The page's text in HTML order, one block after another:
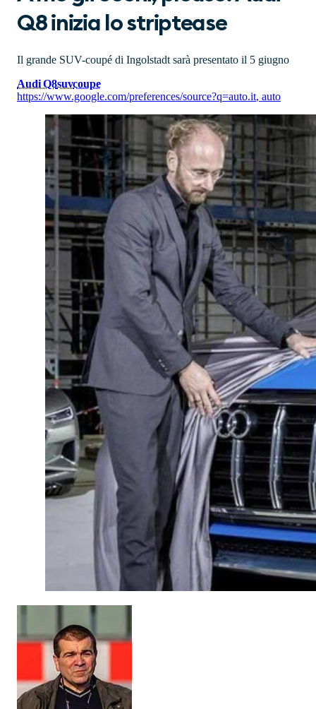
Q8 inizia lo striptease
Il grande SUV-coupé di Ingolstadt sarà presentato il 5 giugno
Audi Q8suvcoupe
https://www.google.com/preferences/source?q=auto.it, auto